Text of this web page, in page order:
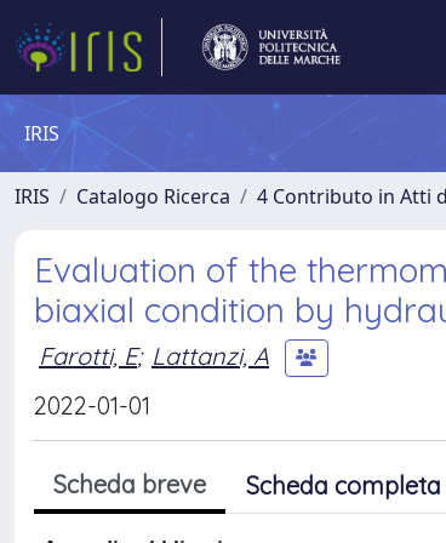
IRIS
IRIS Catalogo Ricerca 4 Contributo in Atti
Evaluation of the
biaxial condition by
Farotti, E; Lattanzi, A
2022-01-01
Scheda breve Scheda completa